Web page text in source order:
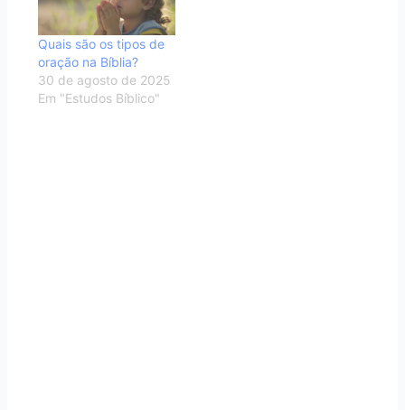
Quais são os tipos de
oração na Bíblia?
30 de agosto de 2025
Em "Estudos Bíblico"